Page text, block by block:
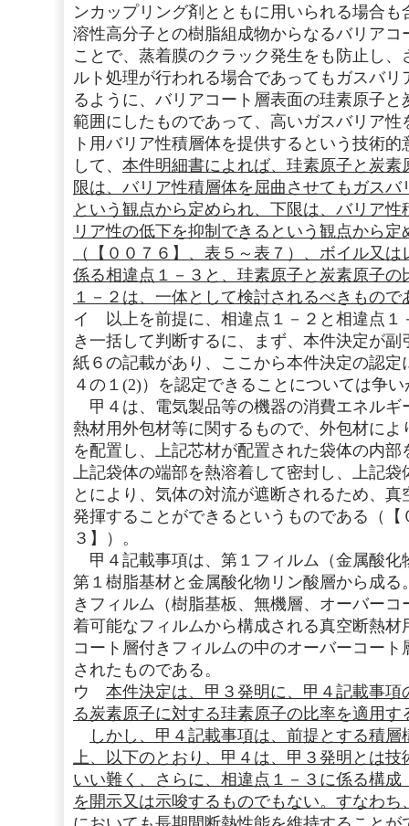
ンカップリング剤とともに用いられる場合
溶性高分子との樹脂組成物からなるバリア
ことで、蒸着膜のクラック発生をも防止し
ルト処理が行われる場合であってもガスバ
るように、バリアコート層表面の珪素原子
範囲にしたものであって、高いガスバリア
ト用バリア性積層体を提供するという技術
して、 本件明細書によれば、珪素原子と炭
限は、バリア性積層体を屈曲させてもガス
という観点から定められ、下限は、バリア
リア性の低下を抑制できるという観点から
（【００７６】、表５～表７）、ボイル又
係る相違点１－３と、珪素原子と炭素原子
１－２は、一体として検討されるべきもので
イ 以上を前提に、相違点１－２と相違点１
き一括して判断するに、まず、本件決定が
紙６の記載があり、ここから本件決定の認
４の１(2)）を認定できることについては争
甲４は、電気製品等の機器の消費エネルギ
熱材用外包材等に関するもので、外包材に
を配置し、上記芯材が配置された袋体の内
上記袋体の端部を熱溶着して密封し、上記
とにより、気体の対流が遮断されるため、
発揮することができるというものである（【
３】）。
甲４記載事項は、第１フィルム（金属酸化
第１樹脂基材と金属酸化物リン酸層から成
きフィルム（樹脂基板、無機層、オーバー
着可能なフィルムから構成される真空断熱
コート層付きフィルムの中のオーバーコー
されたものである。
ウ 本件決定は、甲３発明に、甲４記載事
る炭素原子に対する珪素原子の比率を適用す
しかし、甲４記載事項は、前提とする積
上、以下のとおり、甲４は、甲３発明とは
いい難く、さらに、相違点１－３に係る構
を開示又は示唆するものでもない。すなわ